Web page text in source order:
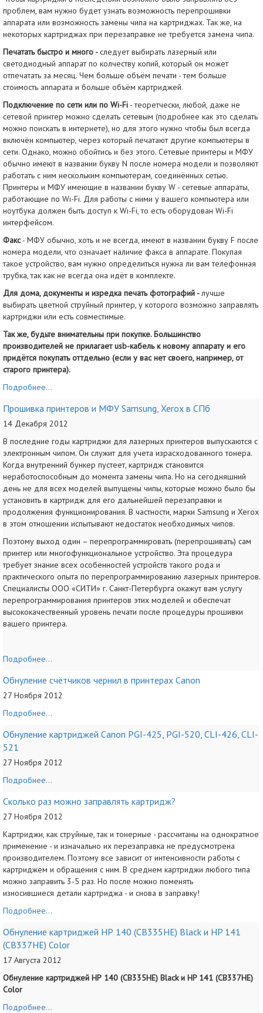
проблем, вам нужно будет узнать возможность перепрошивки
аппарата или возможность замены чипа на картриджах. Так же, на
некоторых картриджах при перезаправке не требуется замена чипа.
Печатать быстро и много -следует выбирать лазерный или
светодиодный аппарат по колчеству копий, который он может
отпечатать за месяц. Чем больше объём печати - тем больше
стоимость аппарата и больше объём картриджей.
Подключение по сети или по Wi-Fi - теоретчески, любой, даже не
сетевой принтер можно сделать сетевым (подробнее как это сделать
можно поискать в интернете), но для этого нужно чтобы был всегда
включён компьютер, через который печатают другие компьютеры в
сети. Однако, можно обойтись и без этого. Сетевые принтеры и МФУ
обычно имеют в названии букву N после номера модели и позволяют
работать с ним нескольким компьютерам, соединённых сетью.
Принтеры и МФУ имеющие в названии букву W - сетевые аппараты,
работающие по Wi-Fi. Для работы с ними у вашего компьютера или
ноутбука должен быть доступ к Wi-Fi, то есть оборудован Wi-Fi
интерфейсом.
Факс- МФУ обычно, хоть и не всегда, имеют в названии букву F после
номера модели, что означает наличие факса в аппарате. Покупая
такое устройство, вам нужно определиться нужна ли вам телефонная
трубка, так как не всегда она идёт в комплекте.
Для дома, документы и изредка печать фотографий -лучше
выбирать цветной струйный принтер, у которого возможно заправлять
картриджи или есть совместимые.
Так же, будьте внимательны при покупке. Большинство
производителей не прилагает usb-кабель к новому аппарату и его
придётся покупать оттдельно (если у вас нет своего, например, от
старого принтера).
Подробнее...
Прошивка принтеров и МФУ Samsung, Xerox в СПб
14 Декабря 2012
В последние годы картриджи для лазерных принтеров выпускаются с
электронным чипом. Он служит для учета израсходованного тонера.
Когда внутренний бункер пустеет, картридж становится
неработоспособным до момента замены чипа. Но на сегодняшний
день не для всех моделей выпущены чипы, которые можно было бы
установить в картридж для его дальнейшей перезаправки и
продолжения функционирования. В частности, марки Samsung и Xerox
в этом отношении испытывают недостаток необходимых чипов.
Поэтому выход один – перепрограммировать (перепрошивать) сам
принтер или многофункциональное устройство. Эта процедура
требует знание всех особенностей устройств такого рода и
практического опыта по перепрограммированию лазерных принтеров.
Специалисты ООО «СИТИ» г. Санкт-Петербурга окажут вам услугу
перепрограммирования принтеров этих моделей и обеспечат
высококачественный уровень печати после процедуры прошивки
вашего принтера.
Подробнее...
Обнуление счётчиков чернил в принтерах Canon
27 Ноября 2012
Подробнее...
Обнуление картриджей Canon PGI-425, PGI-520, CLI-426, CLI-
521
27 Ноября 2012
Подробнее...
Сколько раз можно заправлять картридж?
27 Ноября 2012
Картриджи, как струйные, так и тонерные - рассчитаны на однократное
применение - и изначально их перезаправка не предусмотрена
производителем. Поэтому все зависит от интенсивности работы с
картриджем и обращения с ним. В среднем картриджи любого типа
можно заправить 3-5 раз. Но после можно поменять
износившиеся детали картриджа - и снова в заправку!
Подробнее...
Обнуление картриджей НР 140 (CB335HE) Black и HP 141
(CB337HE) Color
17 Августа 2012
Обнуление картриджей НР 140 (CB335HE) Black и HP 141 (CB337HE)
Color
Подробнее...